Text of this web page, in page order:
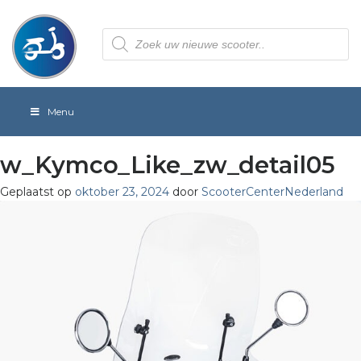
Producten
zoeken
Menu
w_Kymco_Like_zw_detail05
Geplaatst op oktober 23, 2024 door ScooterCenterNederland